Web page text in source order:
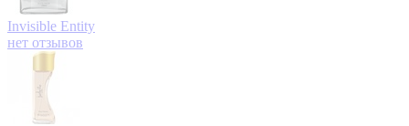
Invisible Entity
нет отзывов